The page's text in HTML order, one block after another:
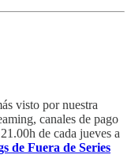
visto por nuestra
canales de pago
de cada jueves a
de Fuera de Series